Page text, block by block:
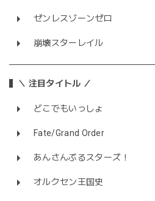
ゼンレスゾーンゼロ
崩壊スターレイル
＼ 注目タイトル ／
どこでもいっしょ
Fate/Grand Order
あんさんぶるスターズ！
オルクセン王国史